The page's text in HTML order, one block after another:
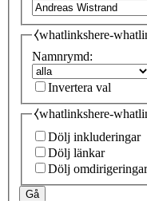
⧼whatlinkshere-
Namnrymd:
Invertera val
⧼whatlinkshere-
Dölj inkluderingar
Dölj länkar
Dölj omdirigeringar
Gå